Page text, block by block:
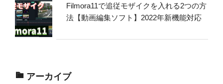
Filmora11で追従モザイクを入れる2つの方
法【動画編集ソフト】2022年新機能対応
アーカイブ